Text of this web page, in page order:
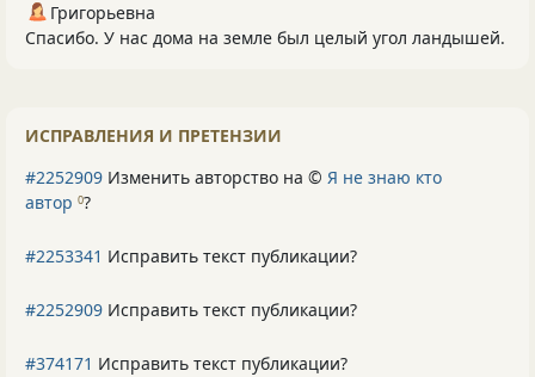
Григорьевна
Спасибо. У нас дома на земле был целый угол ландышей.
ИСПРАВЛЕНИЯ И ПРЕТЕНЗИИ
#2252909 Изменить авторство на © Я не знаю кто
автор 0?
#2253341 Исправить текст публикации?
#2252909 Исправить текст публикации?
#374171 Исправить текст публикации?